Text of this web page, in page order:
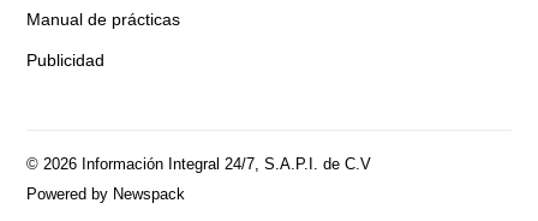
Manual de prácticas
Publicidad
© 2026 Información Integral 24/7, S.A.P.I. de C.V
Powered by Newspack